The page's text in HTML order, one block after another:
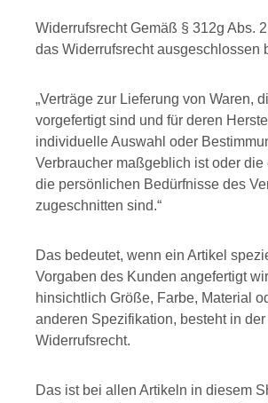
Widerrufsrecht Gemäß § 312g Abs.
das Widerrufsrecht ausgeschlossen
„Verträge zur Lieferung von Waren,
vorgefertigt sind und für deren
individuelle Auswahl oder
Verbraucher maßgeblich ist oder die
die persönlichen Bedürfnisse des
zugeschnitten sind.“
Das bedeutet, wenn ein Artikel
Vorgaben des Kunden angefertigt
hinsichtlich Größe, Farbe, Material
anderen Spezifikation, besteht in
Widerrufsrecht.
Das ist bei allen Artikeln in diesem